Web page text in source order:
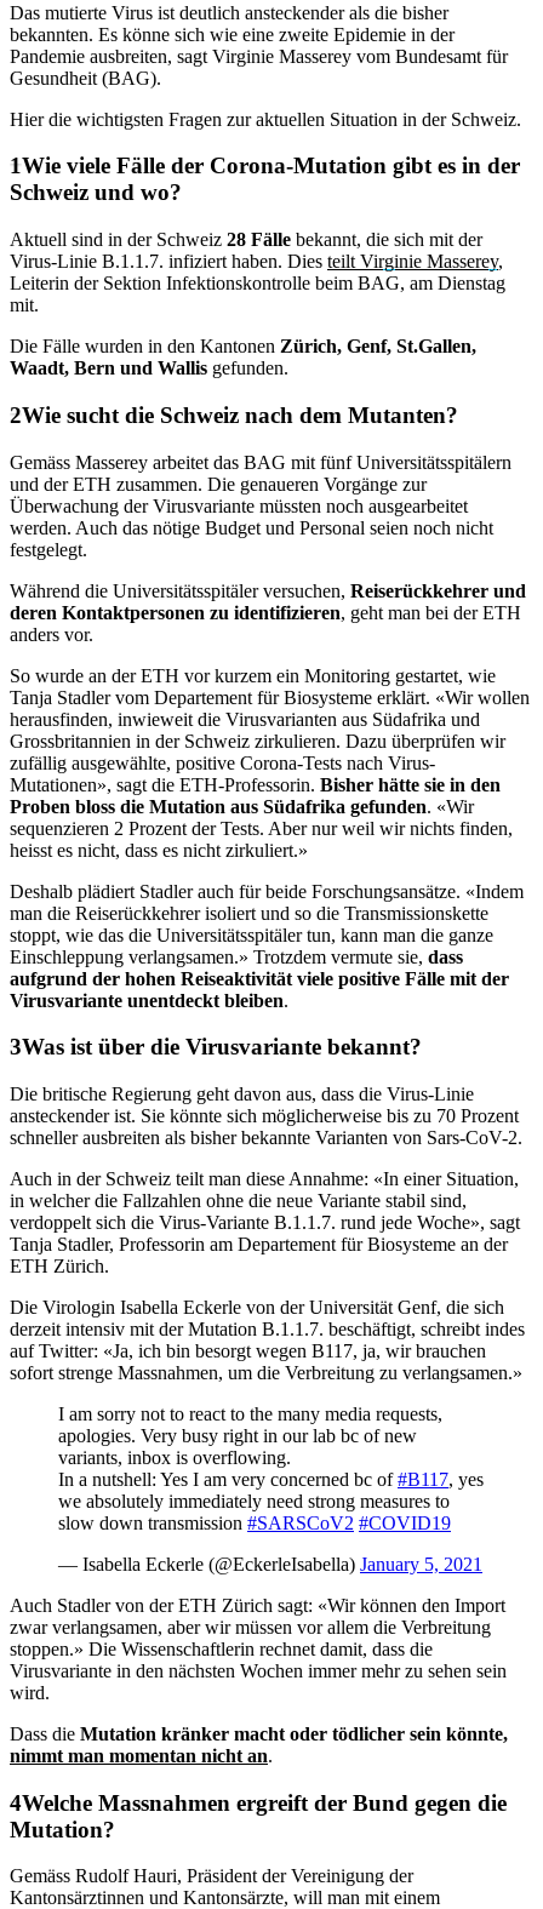
Das mutierte Virus ist deutlich ansteckender als die bisher
bekannten. Es könne sich wie eine zweite Epidemie in der
Pandemie ausbreiten, sagt Virginie Masserey vom Bundesamt für
Gesundheit (BAG).
Hier die wichtigsten Fragen zur aktuellen Situation in der Schweiz.
Wie viele Fälle der Corona-Mutation gibt es in der
Schweiz und wo?
Aktuell sind in der Schweiz 28 Fälle bekannt, die sich mit der
Virus-Linie B.1.1.7. infiziert haben. Dies teilt Virginie Masserey,
Leiterin der Sektion Infektionskontrolle beim BAG, am Dienstag
mit.
Die Fälle wurden in den Kantonen Zürich, Genf, St.Gallen,
Waadt, Bern und Wallis gefunden.
Wie sucht die Schweiz nach dem Mutanten?
Gemäss Masserey arbeitet das BAG mit fünf Universitätsspitälern
und der ETH zusammen. Die genaueren Vorgänge zur
Überwachung der Virusvariante müssten noch ausgearbeitet
werden. Auch das nötige Budget und Personal seien noch nicht
festgelegt.
Während die Universitätsspitäler versuchen, Reiserückkehrer und
deren Kontaktpersonen zu identifizieren, geht man bei der ETH
anders vor.
So wurde an der ETH vor kurzem ein Monitoring gestartet, wie
Tanja Stadler vom Departement für Biosysteme erklärt. «Wir wollen
herausfinden, inwieweit die Virusvarianten aus Südafrika und
Grossbritannien in der Schweiz zirkulieren. Dazu überprüfen wir
zufällig ausgewählte, positive Corona-Tests nach Virus-
Mutationen», sagt die ETH-Professorin. Bisher hätte sie in den
Proben bloss die Mutation aus Südafrika gefunden. «Wir
sequenzieren 2 Prozent der Tests. Aber nur weil wir nichts finden,
heisst es nicht, dass es nicht zirkuliert.»
Deshalb plädiert Stadler auch für beide Forschungsansätze. «Indem
man die Reiserückkehrer isoliert und so die Transmissionskette
stoppt, wie das die Universitätsspitäler tun, kann man die ganze
Einschleppung verlangsamen.» Trotzdem vermute sie, dass
aufgrund der hohen Reiseaktivität viele positive Fälle mit der
Virusvariante unentdeckt bleiben.
Was ist über die Virusvariante bekannt?
Die britische Regierung geht davon aus, dass die Virus-Linie
ansteckender ist. Sie könnte sich möglicherweise bis zu 70 Prozent
schneller ausbreiten als bisher bekannte Varianten von Sars-CoV-2.
Auch in der Schweiz teilt man diese Annahme: «In einer Situation,
in welcher die Fallzahlen ohne die neue Variante stabil sind,
verdoppelt sich die Virus-Variante B.1.1.7. rund jede Woche», sagt
Tanja Stadler, Professorin am Departement für Biosysteme an der
ETH Zürich.
Die Virologin Isabella Eckerle von der Universität Genf, die sich
derzeit intensiv mit der Mutation B.1.1.7. beschäftigt, schreibt indes
auf Twitter: «Ja, ich bin besorgt wegen B117, ja, wir brauchen
sofort strenge Massnahmen, um die Verbreitung zu verlangsamen.»
I am sorry not to react to the many media requests,
apologies. Very busy right in our lab bc of new
variants, inbox is overflowing.
In a nutshell: Yes I am very concerned bc of#B117, yes
we absolutely immediately need strong measures to
slow down transmission #SARSCoV2 #COVID19
— Isabella Eckerle (@EckerleIsabella) January 5, 2021
Auch Stadler von der ETH Zürich sagt: «Wir können den Import
zwar verlangsamen, aber wir müssen vor allem die Verbreitung
stoppen.» Die Wissenschaftlerin rechnet damit, dass die
Virusvariante in den nächsten Wochen immer mehr zu sehen sein
wird.
Dass die Mutation kränker macht oder tödlicher sein könnte,
nimmt man momentan nicht an.
Welche Massnahmen ergreift der Bund gegen die
Mutation?
Gemäss Rudolf Hauri, Präsident der Vereinigung der
Kantonsärztinnen und Kantonsärzte, will man mit einem